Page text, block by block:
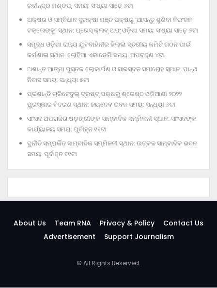
ରବୀନ୍ଦ୍ର ମଣ୍ଡପ, ସମୟ: ସଂଧ୍ୟା ସାଢ଼େ ୬ଟା
ଅକ୍ଷର ଓ ସମ୍ବିଧାନ ସୁରକ୍ଷା ମଞ୍ଚ ପକ୍ଷରୁ ‘ଆସନ୍ତୁ ଶୁଣିବା ନିରଂଜନ
ଟକ୍‌ଲେଙ୍କୁ’ ସ୍ଥାନ: ପ୍ରେସ୍‌ କ୍ଲବ୍‌ ଅଫ୍‌ ଓଡ଼ିଶା ସମୟ: ସଂଧ୍ୟା ସାଢ଼େ ୬ଟା
ସମୃଦ୍ଧ ଓଡ଼ିଶା ରାଜ୍ୟ ଯୁବବାହିନୀର ଜିଲ୍ଲା ସ୍ତରୀୟ କମିଟି ଗଠନ ପାଇଁ
କର୍ମଶାଳା ସ୍ଥାନ: ଲୋହିଆ ଏକାଡେମି ସମୟ: ଅପରାହ୍‌ଣ ୪ଟା
ଅଶାନ୍ତ ଆତ୍ମା ପୁସ୍ତକ ଲୋକାର୍ପଣ ଓ ସାରସ୍ବତ ସମାରୋହ ସ୍ଥାନ: ପାନ୍ଥ
ନିବାସ ସମୟ: ସନ୍ଧ୍ୟା ୫ଟା
ପ୍ରଶାନ୍ତି ଚାରିଟେବୁଲ୍‌ ଟ୍ରଷ୍ଟ୍‌ ପକ୍ଷରୁ ଶ୍ରେଷ୍ଠ ଓଡ଼ିଆଣୀ ୨୦୨୨
ପୁରସ୍କାର ବିତରଣ ସ୍ଥାନ: ଜୟଦେବ ଭବନ ସମୟ: ସନ୍ଧ୍ୟା ୬ଟା
ସାଂସଦ ଅପରାଜିତା ଷଡ଼ଙ୍ଗୀଙ୍କ ସାମ୍ବାଦିକ ସମ୍ମିଳନୀ ସ୍ଥାନ: ସାଂସଦଙ୍କ
କାର୍ଯ୍ୟାଳୟ ସମୟ: ପୂର୍ବାହ୍ନ ୧୧ଟା
ଦୁର୍ନୀତି ସମ୍ପର୍କିତ ସାମ୍ବାଦିକ ସମ୍ମିଳନୀ ସ୍ଥାନ: ଉତ୍କଳ ସାମ୍ବାଦିକ ଭବନ
ସମୟ: ପୂର୍ବାହ୍ନ ୧୧ଟା
About Us Team RNA Privacy & Policy
Contact Us
Advertisement
Support Journalism
© All Rights Reserved.